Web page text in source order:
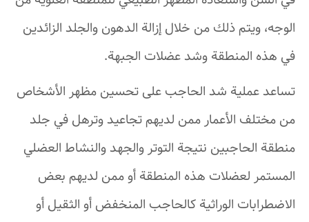
الوجه، ويتم ذلك من خلال إزالة الدهون والجلد الزائدين
في هذه المنطقة وشد عضلات الجبهة.
تساعد عملية شد الحاجب على تحسين مظهر الأشخاص
من مختلف الأعمار ممن لديهم تجاعيد وترهل في جلد
منطقة الحاجبين نتيجة التوتر والجهد والنشاط العضلي
المستمر لعضلات هذه المنطقة أو ممن لديهم بعض
الاضطرابات الوراثية كالحاجب المنخفض أو الثقيل أو